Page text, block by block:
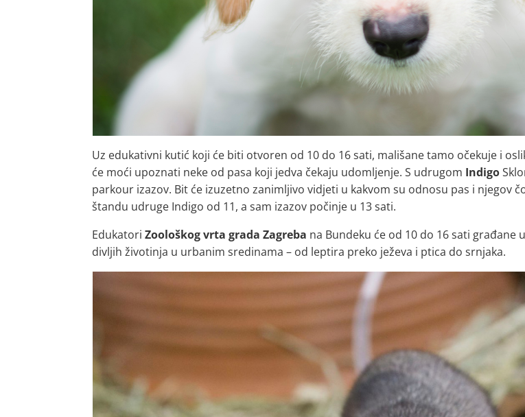
Uz edukativni kutić koji će biti otvoren od 10 do 16 sati, mališane tamo očekuje i
će moći upoznati neke od pasa koji jedva čekaju udomljenje. S udrugom Indigo
parkour izazov. Bit će izuzetno zanimljivo vidjeti u kakvom su odnosu pas i njegov
štandu udruge Indigo od 11, a sam izazov počinje u 13 sati.
EdukatoriZoološkog vrta grada Zagreba na Bundeku će od 10 do 16 sati građane
divljih životinja u urbanim sredinama – od leptira preko ježeva i ptica do srnjaka.